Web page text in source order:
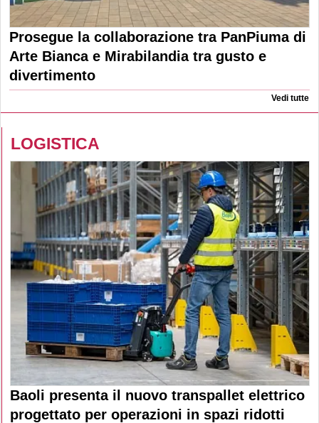
Prosegue la collaborazione tra PanPiuma di
Arte Bianca e Mirabilandia tra gusto e
divertimento
Vedi tutte
LOGISTICA
Baoli presenta il nuovo transpallet elettrico
progettato per operazioni in spazi ridotti